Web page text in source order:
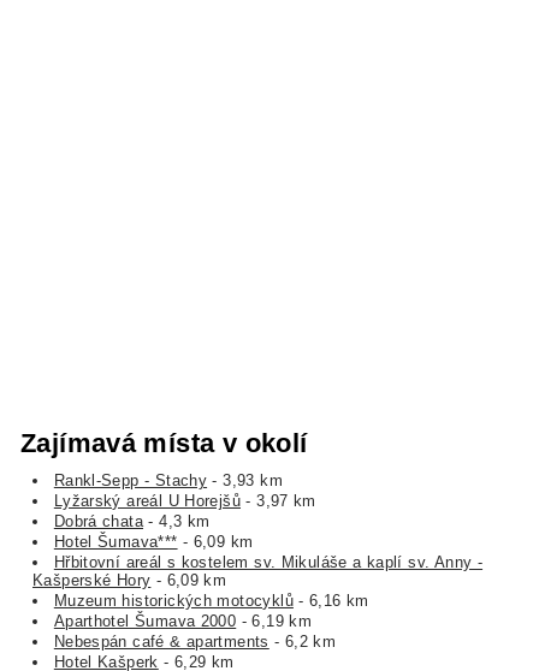
Zajímavá místa v okolí
Rankl-Sepp - Stachy - 3,93 km
Lyžarský areál U Horejšů - 3,97 km
Dobrá chata - 4,3 km
Hotel Šumava*** - 6,09 km
Hřbitovní areál s kostelem sv. Mikuláše a kaplí sv. Anny -
Kašperské Hory - 6,09 km
Muzeum historických motocyklů- 6,16 km
Aparthotel Šumava 2000 - 6,19 km
Nebespán café & apartments - 6,2 km
Hotel Kašperk - 6,29 km